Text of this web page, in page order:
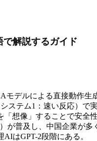
で解説するガイド
デルによる直接動作生
ステム1：速い反応）で
想像」することで安全
が普及し、中国企業が多
はGPT-2段階にある。